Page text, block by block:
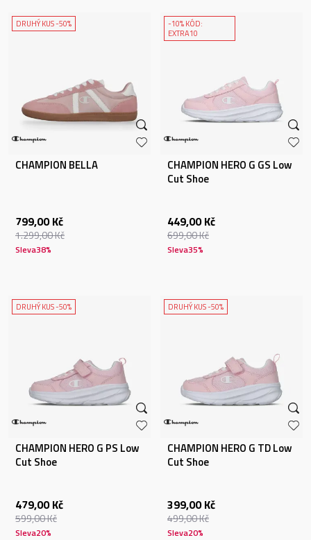
DRUHÝ KUS -50%
CHAMPION BELLA
799,00 Kč
1.299,00Kč
Sleva38%
-10% KÓD:
EXTRA10
CHAMPION HERO G GS Low
Cut Shoe
449,00 Kč
699,00Kč
Sleva35%
DRUHÝ KUS -50%
CHAMPION HERO G PS Low
Cut Shoe
479,00 Kč
599,00Kč
Sleva20%
DRUHÝ KUS -50%
CHAMPION HERO G TD Low
Cut Shoe
399,00 Kč
499,00Kč
Sleva20%